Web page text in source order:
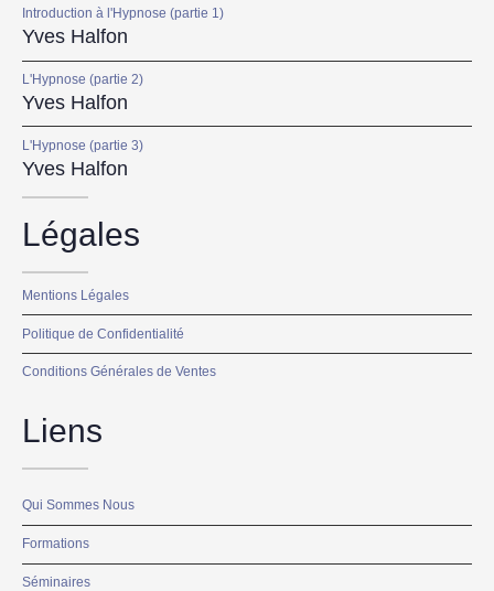
Introduction à l'Hypnose (partie 1)
Yves Halfon
L'Hypnose (partie 2)
Yves Halfon
L'Hypnose (partie 3)
Yves Halfon
Légales
Mentions Légales
Politique de Confidentialité
Conditions Générales de Ventes
Liens
Qui Sommes Nous
Formations
Séminaires